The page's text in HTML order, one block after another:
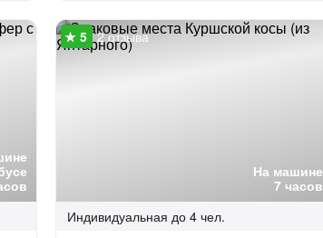
На машине
7 часов
2 отзыва
Индивидуальная до 4 чел.